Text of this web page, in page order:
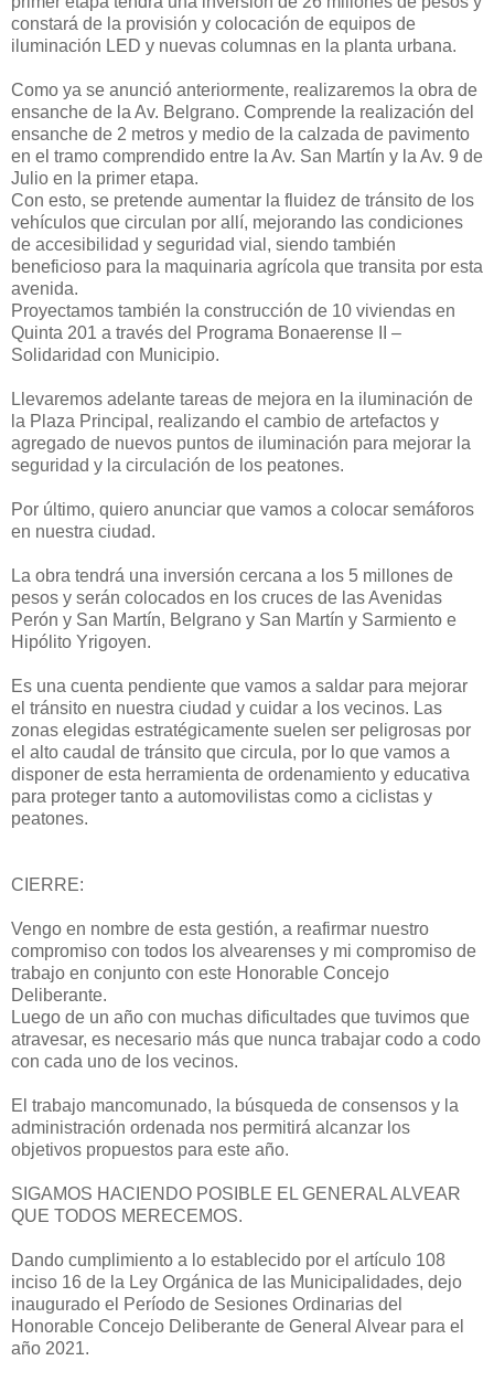
constará de la provisión y colocación de equipos de
iluminación LED y nuevas columnas en la planta urbana.
Como ya se anunció anteriormente, realizaremos la obra de
ensanche de la Av. Belgrano. Comprende la realización del
ensanche de 2 metros y medio de la calzada de pavimento
en el tramo comprendido entre la Av. San Martín y la Av. 9 de
Julio en la primer etapa.
Con esto, se pretende aumentar la fluidez de tránsito de los
vehículos que circulan por allí, mejorando las condiciones
de accesibilidad y seguridad vial, siendo también
beneficioso para la maquinaria agrícola que transita por esta
avenida.
Proyectamos también la construcción de 10 viviendas en
Quinta 201 a través del Programa Bonaerense II –
Solidaridad con Municipio.
Llevaremos adelante tareas de mejora en la iluminación de
la Plaza Principal, realizando el cambio de artefactos y
agregado de nuevos puntos de iluminación para mejorar la
seguridad y la circulación de los peatones.
Por último, quiero anunciar que vamos a colocar semáforos
en nuestra ciudad.
La obra tendrá una inversión cercana a los 5 millones de
pesos y serán colocados en los cruces de las Avenidas
Perón y San Martín, Belgrano y San Martín y Sarmiento e
Hipólito Yrigoyen.
Es una cuenta pendiente que vamos a saldar para mejorar
el tránsito en nuestra ciudad y cuidar a los vecinos. Las
zonas elegidas estratégicamente suelen ser peligrosas por
el alto caudal de tránsito que circula, por lo que vamos a
disponer de esta herramienta de ordenamiento y educativa
para proteger tanto a automovilistas como a ciclistas y
peatones.
CIERRE:
Vengo en nombre de esta gestión, a reafirmar nuestro
compromiso con todos los alvearenses y mi compromiso de
trabajo en conjunto con este Honorable Concejo
Deliberante.
Luego de un año con muchas dificultades que tuvimos que
atravesar, es necesario más que nunca trabajar codo a codo
con cada uno de los vecinos.
El trabajo mancomunado, la búsqueda de consensos y la
administración ordenada nos permitirá alcanzar los
objetivos propuestos para este año.
SIGAMOS HACIENDO POSIBLE EL GENERAL ALVEAR
QUE TODOS MERECEMOS.
Dando cumplimiento a lo establecido por el artículo 108
inciso 16 de la Ley Orgánica de las Municipalidades, dejo
inaugurado el Período de Sesiones Ordinarias del
Honorable Concejo Deliberante de General Alvear para el
año 2021.